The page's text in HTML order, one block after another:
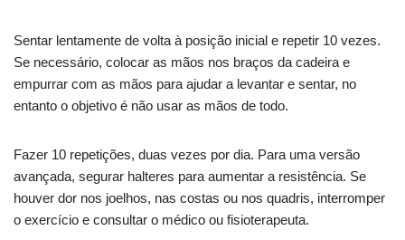
Sentar lentamente de volta à posição inicial e repetir 10 vezes.
Se necessário, colocar as mãos nos braços da cadeira e
empurrar com as mãos para ajudar a levantar e sentar, no
entanto o objetivo é não usar as mãos de todo.
Fazer 10 repetições, duas vezes por dia. Para uma versão
avançada, segurar halteres para aumentar a resistência. Se
houver dor nos joelhos, nas costas ou nos quadris, interromper
o exercício e consultar o médico ou fisioterapeuta.